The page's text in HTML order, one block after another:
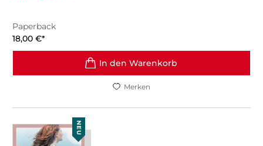
Paperback
18,00 €*
In den Warenkorb
Merken
NEU